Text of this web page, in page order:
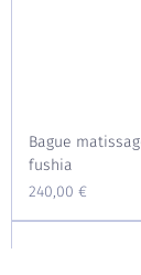
Bague
fushia
Prix
240,00 €